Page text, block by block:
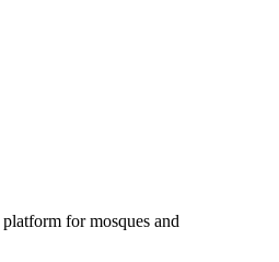
for mosques and